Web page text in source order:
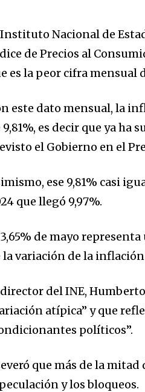
Nacional de
de Precios al
es la peor cifra mensual
este dato mensual, la
9,81%, es decir que ya ha
el Gobierno en el
ese 9,81% casi
que llegó 9,97%.
de mayo
la variación de la
del INE,
atípica” y que
políticos”.
que más de la
y los bloqueos.